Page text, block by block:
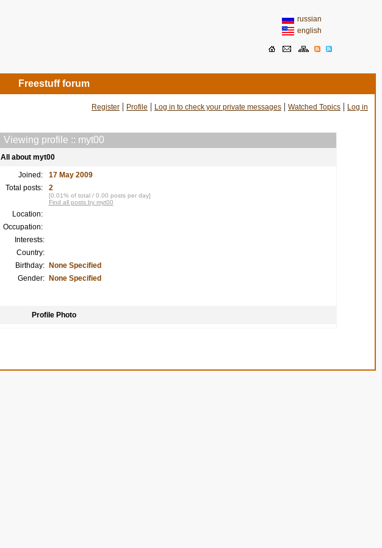
russian
english
Freestuff forum
Register | Profile | Log in to check your private messages | Watched Topics | Log in
Viewing profile :: myt00
All about myt00
Joined:
17 May 2009
Total posts:
2
[0.01% of total / 0.00 posts per day]
Find all posts by myt00
Location:
Occupation:
Interests:
Country:
Birthday:
None Specified
Gender:
None Specified
Profile Photo